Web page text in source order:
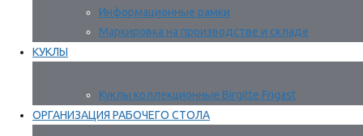
Информационные рамки
Маркировка на производстве и складе
КУКЛЫ
Куклы коллекционные Birgitte Frigast
ОРГАНИЗАЦИЯ РАБОЧЕГО СТОЛА